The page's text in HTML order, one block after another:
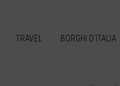
TRAVEL BORGHI D’ITALIA